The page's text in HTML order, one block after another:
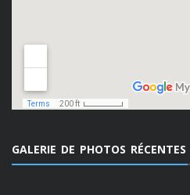
GALERIE DE PHOTOS RÉCENTES